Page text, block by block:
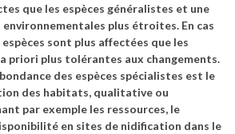
que les espèces généralistes et une
plus étroites. En cas
sont plus affectées que les
priori plus tolérantes aux changements.
des espèces spécialistes est le
des habitats, qualitative ou
par exemple les ressources, le
en sites de nidification dans le